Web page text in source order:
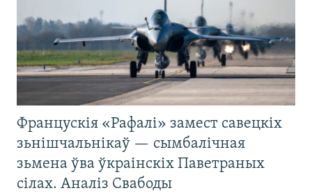
Францускія «Рафалі» замест савецкіх
зьнішчальнікаў — сымбалічная
зьмена ўва ўкраінскіх Паветраных
сілах. Аналіз Свабоды